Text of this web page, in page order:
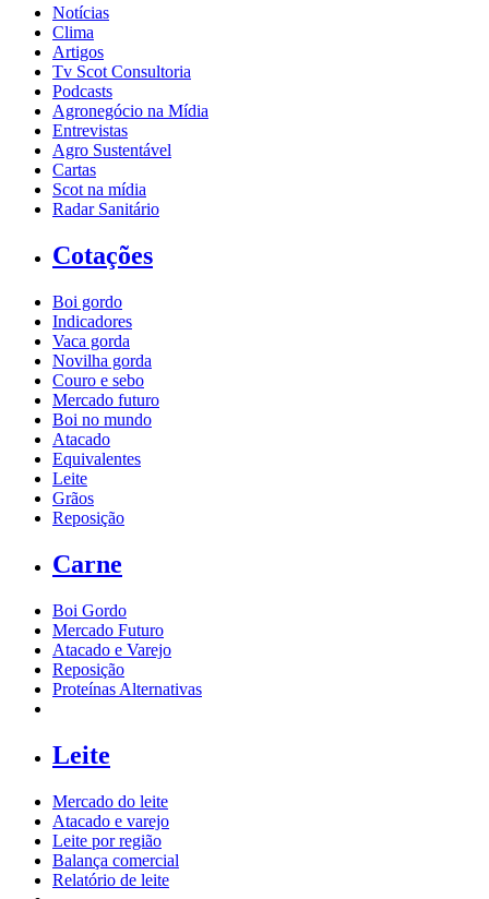
Notícias
Clima
Artigos
Tv Scot Consultoria
Podcasts
Agronegócio na Mídia
Entrevistas
Agro Sustentável
Cartas
Scot na mídia
Radar Sanitário
Cotações
Boi gordo
Indicadores
Vaca gorda
Novilha gorda
Couro e sebo
Mercado futuro
Boi no mundo
Atacado
Equivalentes
Leite
Grãos
Reposição
Carne
Boi Gordo
Mercado Futuro
Atacado e Varejo
Reposição
Proteínas Alternativas
Leite
Mercado do leite
Atacado e varejo
Leite por região
Balança comercial
Relatório de leite